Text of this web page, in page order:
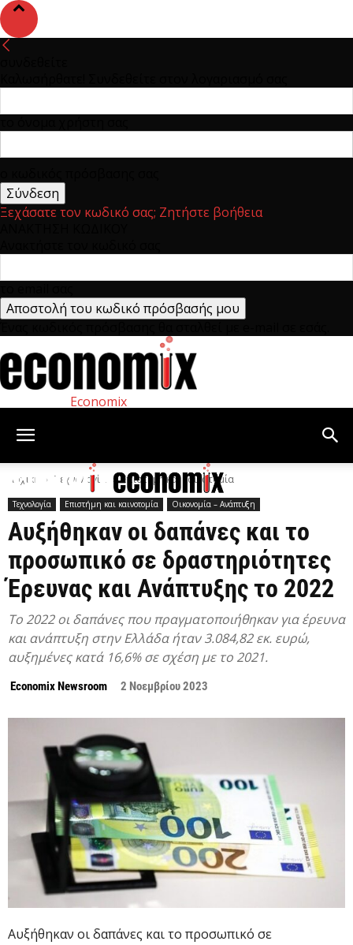
Ξεχάσατε τον κωδικό σας; Ζητήστε βοήθεια
Economix
Αρχική Τεχνολογία Επιστήμη και καινοτομία
Τεχνολογία Επιστήμη και καινοτομία Οικονομία – Ανάπτυξη
Αυξήθηκαν οι δαπάνες και το
προσωπικό σε δραστηριότητες
Έρευνας και Ανάπτυξης το 2022
Το 2022 οι δαπάνες που πραγματοποιήθηκαν για έρευνα
και ανάπτυξη στην Ελλάδα ήταν 3.084,82 εκ. ευρώ,
αυξημένες κατά 16,6% σε σχέση με το 2021.
Economix Newsroom 2 Νοεμβρίου 2023
Αυξήθηκαν οι δαπάνες και το προσωπικό σε